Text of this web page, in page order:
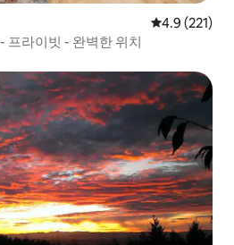
평점 4.9점(5
4.9 (221)
프라이빗 - 완벽한 위치